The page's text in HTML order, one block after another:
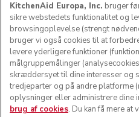
KitchenAid Europa, Inc. bruger
sikre webstedets funktionalitet og
browsingoplevelse (strengt
bruger vi også cookies til at
levere yderligere funktioner
målgruppemålinger
skræddersyet til dine interesser og
tredjeparter og på andre platforme
oplysninger eller administrere dine
brug af cookies. Du kan få mere at